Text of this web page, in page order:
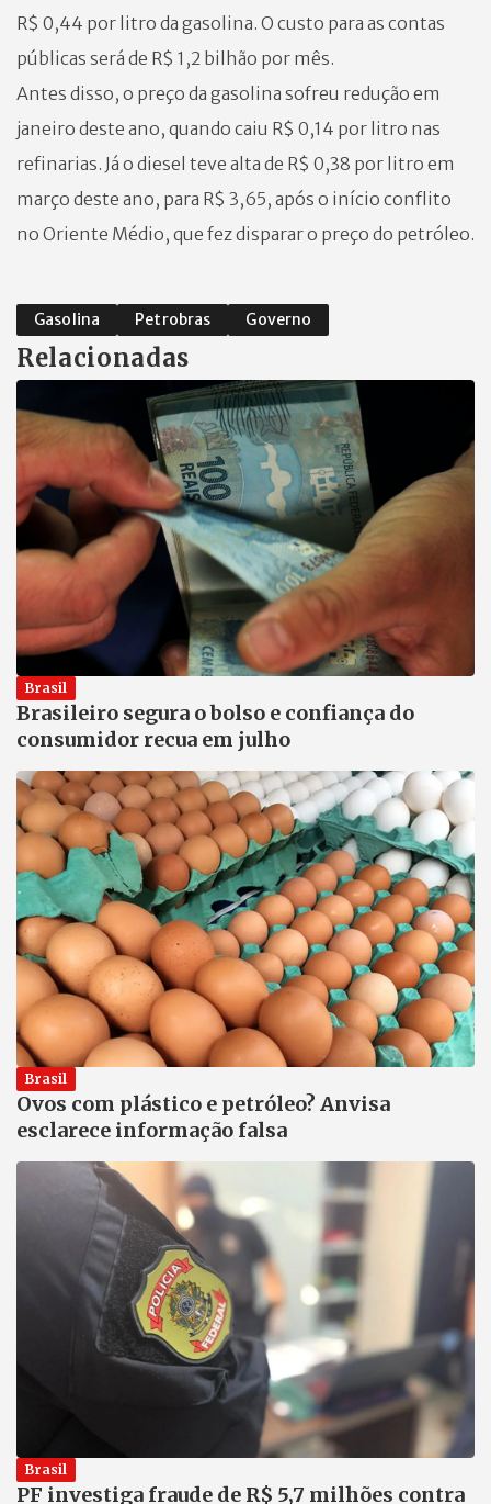
R$ 0,44 por litro da gasolina. O custo para as contas
públicas será de R$ 1,2 bilhão por mês.
Antes disso, o preço da gasolina sofreu redução em
janeiro deste ano, quando caiu R$ 0,14 por litro nas
refinarias. Já o diesel teve alta de R$ 0,38 por litro em
março deste ano, para R$ 3,65, após o início conflito
no Oriente Médio, que fez disparar o preço do petróleo.
Gasolina Petrobras Governo
Relacionadas
Brasil
Brasileiro segura o bolso e confiança do
consumidor recua em julho
Brasil
Ovos com plástico e petróleo? Anvisa
esclarece informação falsa
Brasil
PF investiga fraude de R$ 5,7 milhões contra